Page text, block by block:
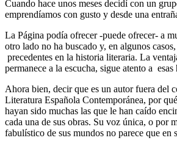
Cuando hace unos meses decidí con un
emprendíamos con gusto y desde una
La Página podía ofrecer -puede ofrecer- a
otro lado no ha buscado y, en algunos
precedentes en la historia literaria. La
permanece a la escucha, sigue atento a
Ahora bien, decir que es un autor fuera del
Literatura Española Contemporánea, por
hayan sido muchas las que le han caído
cada una de sus obras. Su voz única, o por
fabulístico de sus mundos no parece que en